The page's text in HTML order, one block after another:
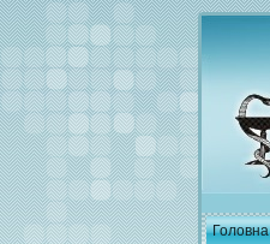
Головна